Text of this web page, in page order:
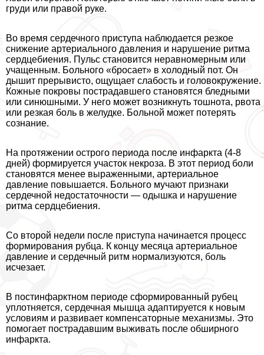
гpyди или правой руке.
Во время сердечного приступа наблюдается резкое
снижение артериального давления и нарушение ритма
сердцебиения. Пульс становится неравномерным или
учащенным. Больного «бросает» в холодный пот. Он
дышит прерывисто, ощущает слабость и головокружение.
Кожные покровы пострадавшего становятся бледными
или синюшными. У него может возникнуть тошнота, рвота
или резкая боль в желудке. Больной может потерять
сознание.
На протяжении острого периода после инфаркта (4-8
дней) формируется участок некроза. В этот период боли
становятся менее выраженными, артериальное
давление повышается. Больного мучают признаки
сердечной недостаточности — одышка и нарушение
ритма сердцебиения.
Со второй недели после приступа начинается процесс
формирования рубца. К концу месяца артериальное
давление и сердечный ритм нормализуются, боль
исчезает.
В постинфарктном периоде сформированный рубец
уплотняется, сердечная мышца адаптируется к новым
условиям и развивает компенсаторные механизмы. Это
помогает пострадавшим выживать после обширного
инфаркта.